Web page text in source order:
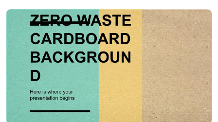
Slidesgo đã thiết kế sáng tạo lý tưởng: một mẫu để sử
dụng trong chiến lược truyền thông xã hội. Nhưng điều
đáng chú ý nhất về mẫu này là bạn có thể chia sẻ nó trên
Instagram! Tải các bài đăng lên tài khoản Instagram của
bạn có nguồn gốc sẽ là, không hơn không kém, so với các
slide thanh lịch và tối giản của mẫu này. Với nền màu xanh
lá cây, rất phù hợp với chủ đề bạn đang giải quyết (chăm
sóc hành tinh của chúng ta), tất cả những người theo dõi
bạn sẽ muốn tham gia vào cuộc chiến ngăn chặn biến đổi
khí hậu và sự nóng lên toàn cầu.